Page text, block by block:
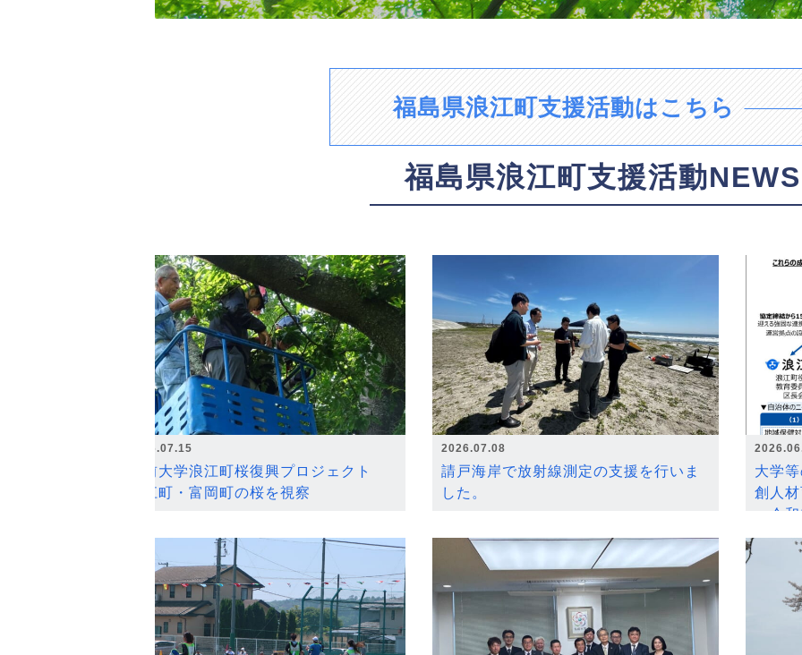
福島県浪江町支援活動はこちら
福島県浪江町支援活動NEWS
2026.07.15
弘前大学浪江町桜復興プロジェクト
浪江町・富岡町の桜を視察
2026.07.08
請戸海岸で放射線測定の支援を行いま
した。
大学
創人
～令